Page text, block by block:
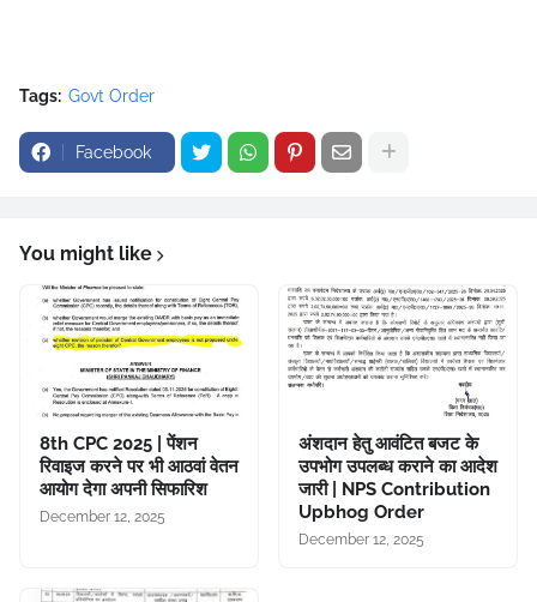
Tags: Govt Order
Facebook
You might like
8th CPC 2025 | पेंशन
रिवाइज करने पर भी आठवां वेतन
आयोग देगा अपनी सिफारिश
December 12, 2025
अंशदान हेतु आवंटित बजट के
उपभोग उपलब्ध कराने का आदेश
जारी | NPS Contribution
Upbhog Order
December 12, 2025